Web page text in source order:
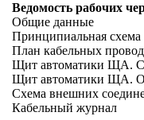
Ведомость рабочих
Общие данные
Принципиальная схема
План кабельных
Щит автоматики ЩА.
Щит автоматики ЩА.
Схема внешних
Кабельный журнал